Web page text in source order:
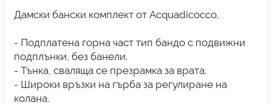
Дамски бански комплект от Acquadicocco.
- Подплатена горна част тип бандо с подвижни
подплънки, без банели.
- Тънка, сваляща се презрамка за врата.
- Широки връзки на гърба за регулиране на
колана.